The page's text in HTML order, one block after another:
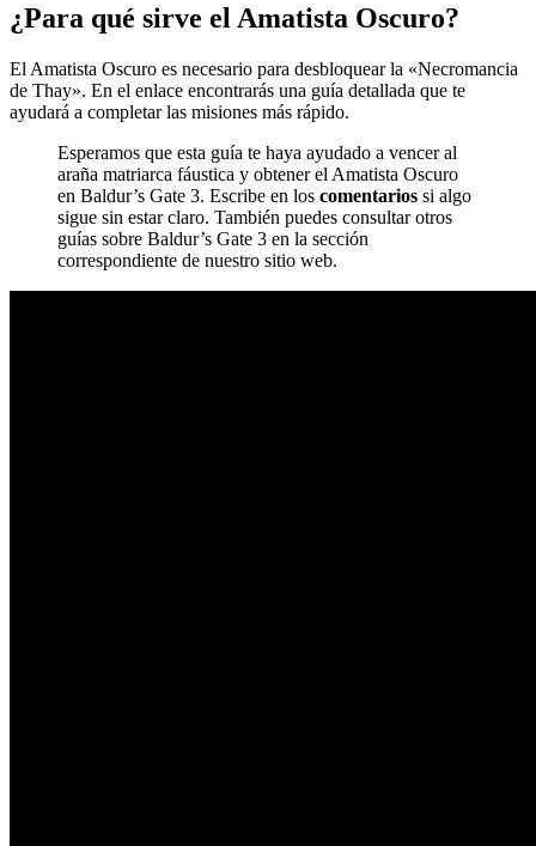
¿Para qué sirve el Amatista Oscuro?
El Amatista Oscuro es necesario para desbloquear la «Necromancia
de Thay». En el enlace encontrarás una guía detallada que te
ayudará a completar las misiones más rápido.
Esperamos que esta guía te haya ayudado a vencer al
araña matriarca fáustica y obtener el Amatista Oscuro
en Baldur’s Gate 3. Escribe en los comentarios si algo
sigue sin estar claro. También puedes consultar otros
guías sobre Baldur’s Gate 3 en la sección
correspondiente de nuestro sitio web.